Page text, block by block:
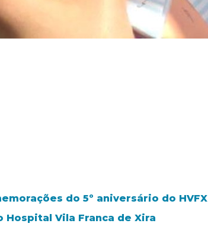
do 5º aniversário do HVFX
Hospital Vila Franca de Xira